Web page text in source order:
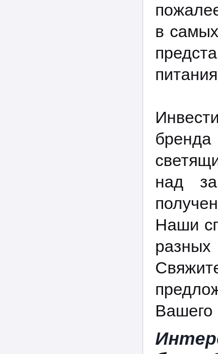
в
над
Наши
Вашего